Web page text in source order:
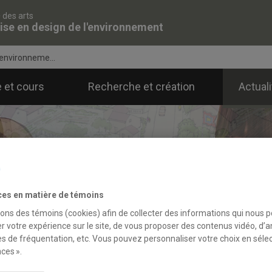
des arts
en design de l'environnement
et cours Recherche et création
en matière de témoins
des témoins (cookies) afin de collecter des informations qui nous
votre expérience sur le site, de vous proposer des contenus vidéo,
de fréquentation, etc. Vous pouvez personnaliser votre choix en
».